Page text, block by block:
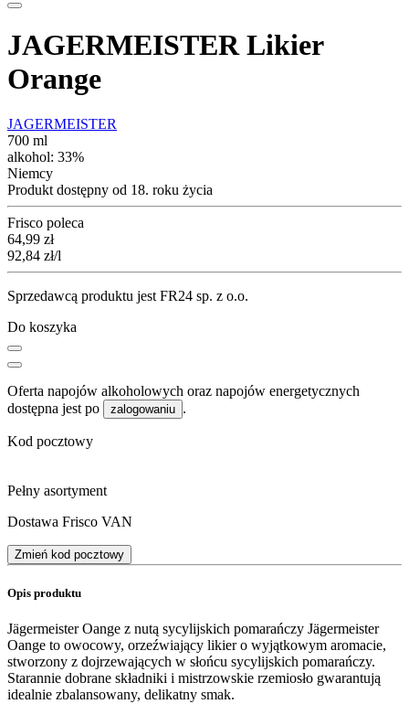
JAGERMEISTER Likier
Orange
JAGERMEISTER
700 ml
alkohol: 33%
Niemcy
Produkt dostępny od 18. roku życia
Frisco poleca
Cena
64,99 zł
92,84 zł/l
Sprzedawcą produktu jest FR24 sp. z o.o.
Do koszyka
Oferta napojów alkoholowych oraz napojów energetycznych
dostępna jest po
zalogowaniu .
Kod pocztowy
Pełny asortyment
Dostawa Frisco VAN
Zmień kod pocztowy
Opis produktu
Jägermeister Oange z nutą sycylijskich pomarańczy Jägermeister
Oange to owocowy, orzeźwiający likier o wyjątkowym aromacie,
stworzony z dojrzewających w słońcu sycylijskich pomarańczy.
Starannie dobrane składniki i mistrzowskie rzemiosło gwarantują
idealnie zbalansowany, delikatny smak.